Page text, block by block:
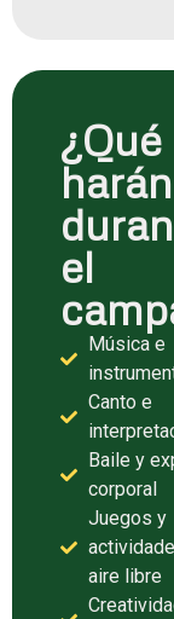
¿Qué
harán
el
Música e
Canto e
Baile y
corporal
Juegos y
aire libre